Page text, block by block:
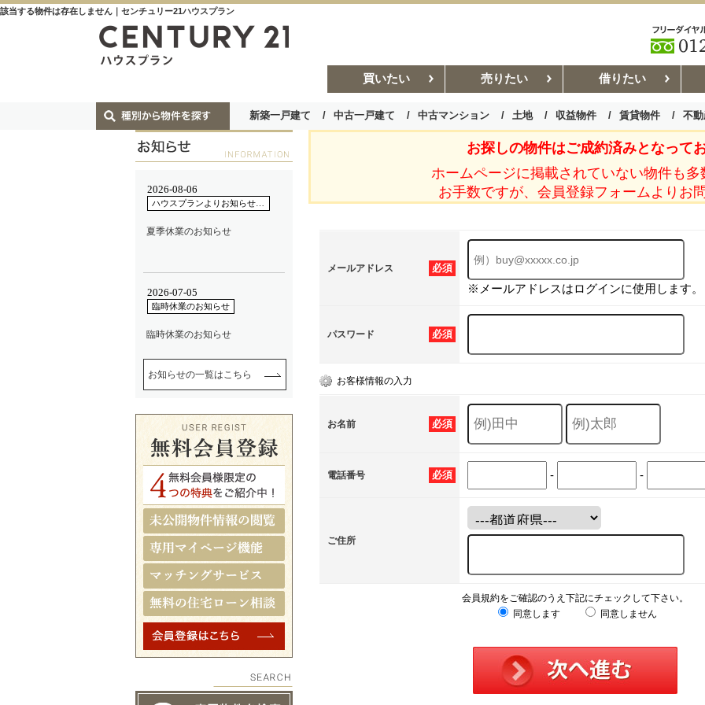
該当する物件は存在しません｜センチュリー21ハウスプラン
買いたい 売りたい 借りたい
新築一戸建て 中古一戸建て 中古マンション 土地 収益物件 賃貸物件 不
お部屋探しコラム 賃貸管理コ
お探しの物件はご成約済みとなってお
ホームページに掲載されていない物件も多
お手数ですが、会員登録フォームよりお
必須
メールアドレス
※メールアドレスはログインに使用します。
必須
パスワード
お客様情報の入力
必須
お名前
必須
電話番号 - -
ご住所
会員規約をご確認のうえ下記にチェックして下さい。
同意します
同意しません
お知らせの一覧はこちら